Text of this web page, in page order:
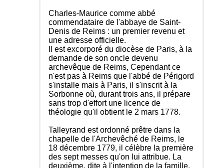
Charles-Maurice comme abbé
commendataire de l'abbaye de Saint-
Denis de Reims : un premier revenu et
une adresse officielle.
Il est excorporé du diocèse de Paris, à la
demande de son oncle devenu
archevêque de Reims, Cependant ce
n'est pas à Reims que l'abbé de Périgord
s'installe mais à Paris, il s'inscrit à la
Sorbonne où, durant trois ans, il prépare
sans trop d'effort une licence de
théologie qu'il obtient le 2 mars 1778.
Talleyrand est ordonné prêtre dans la
chapelle de l'Archevêché de Reims, le
18 décembre 1779, il célèbre la première
des sept messes qu'on lui attribue. La
deuxième, dite à l'intention de la famille,